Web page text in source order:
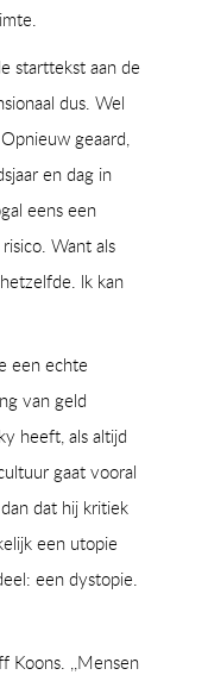
starttekst aan de
dus. Wel
geaard,
en dag in
eens een
Want als
lk kan
een echte
van geld
heeft, als altijd
gaat vooral
dat hij kritiek
een utopie
een dystopie.
Koons. ,,Mensen